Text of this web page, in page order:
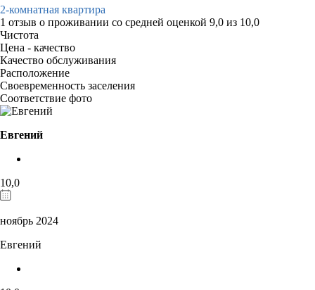
2-комнатная квартира
1 отзыв о проживании со средней оценкой 9,0 из 10,0
Чистота
Цена - качество
Качество обслуживания
Расположение
Своевременность заселения
Соответствие фото
Евгений
10,0
ноябрь 2024
Евгений